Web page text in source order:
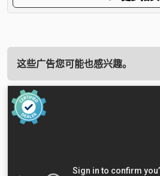
这些广告您可能也感兴趣。